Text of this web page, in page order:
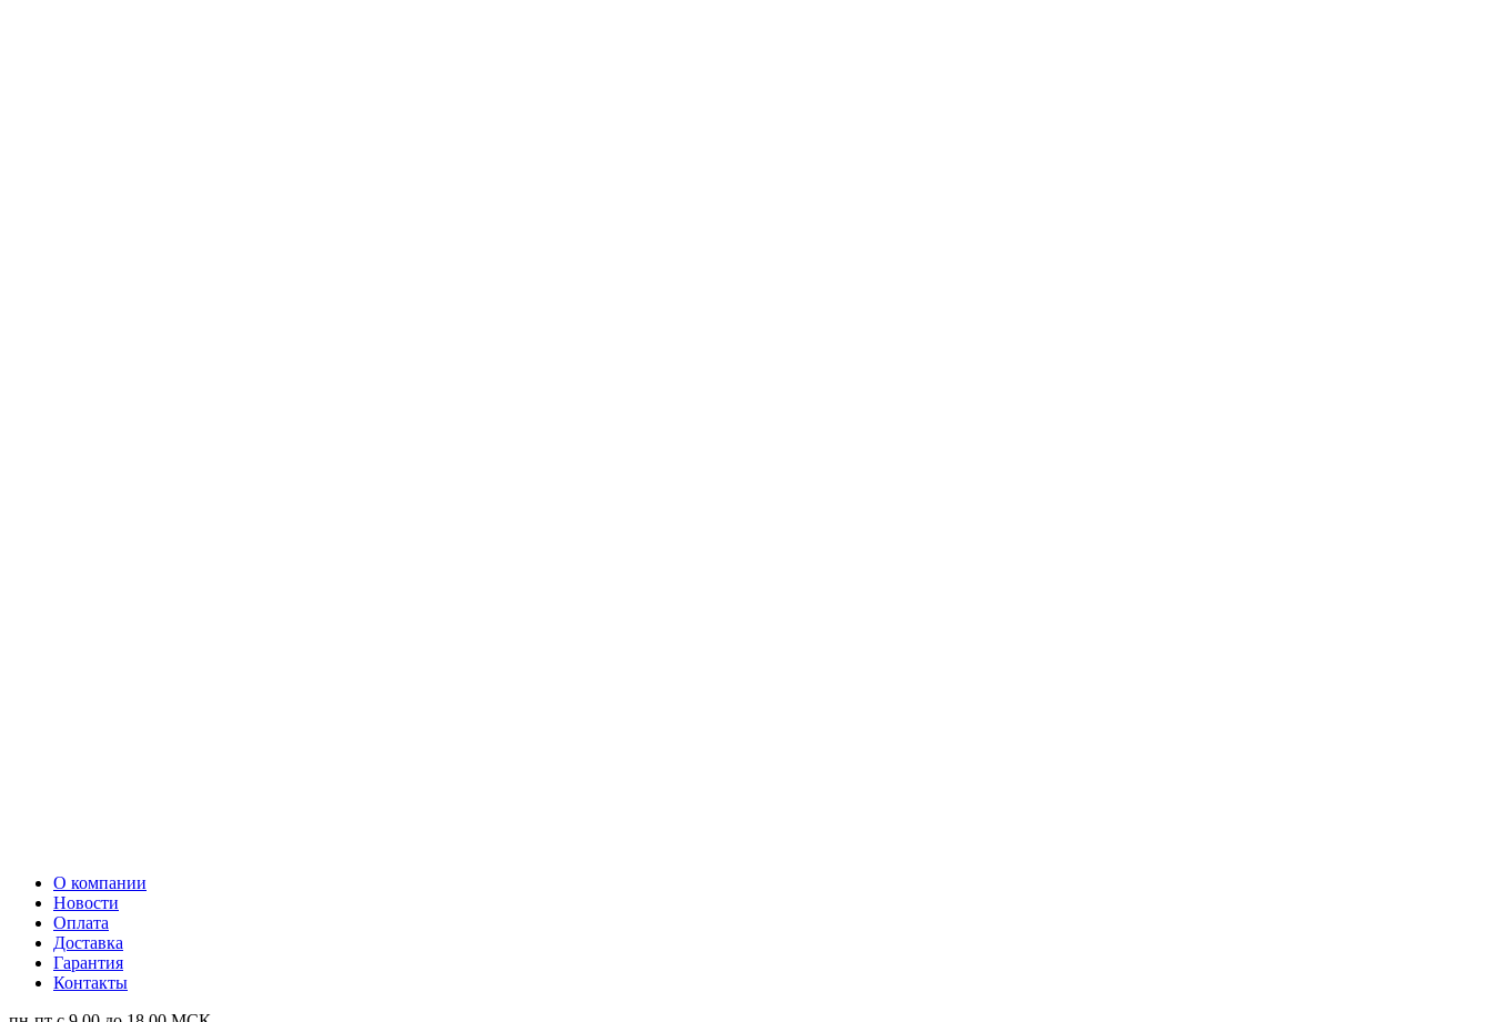
О компании
Новости
Оплата
Доставка
Гарантия
Контакты